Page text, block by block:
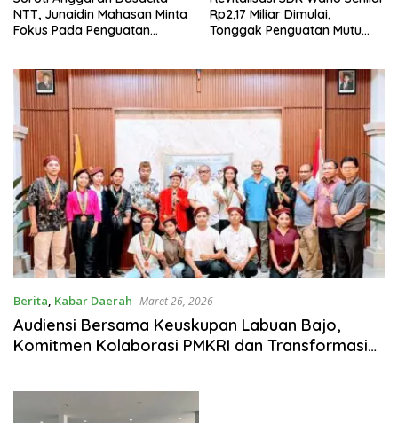
NTT, Junaidin Mahasan Minta
Fokus Pada Penguatan
Rp2,17 Miliar Dimulai,
Tonggak Penguatan Mutu
Berita, Kabar Daerah Maret 26, 2026
Audiensi Bersama Keuskupan Labuan Bajo,
Komitmen Kolaborasi PMKRI dan Transformasi